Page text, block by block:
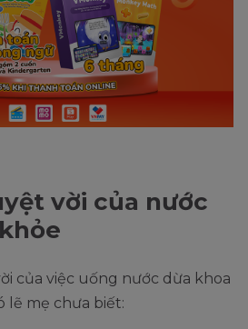
vời của nước
của việc uống nước dừa khoa
lẽ mẹ chưa biết: